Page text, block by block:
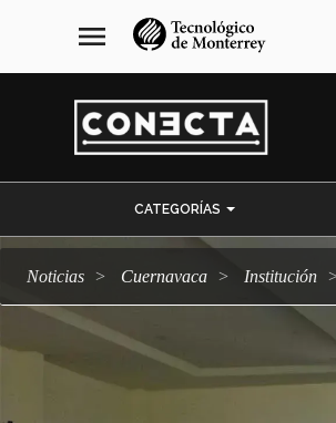
navegación
principal
menu
CATEGORÍAS
Noticias Cuernavaca Institución